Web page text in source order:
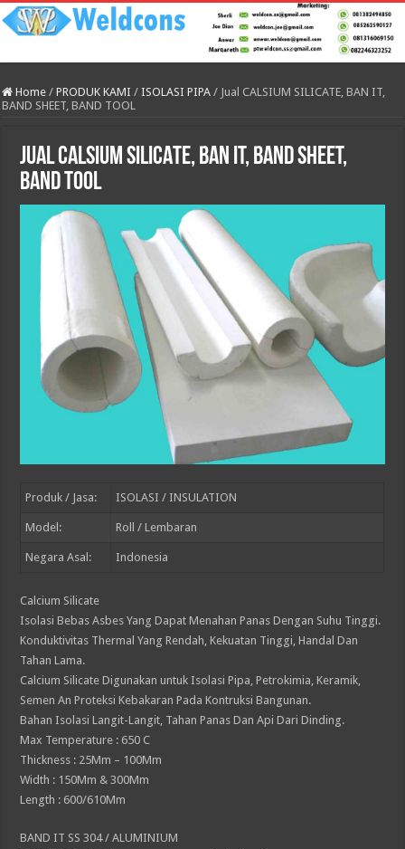
Home / PRODUK KAMI / ISOLASI PIPA / Jual CALSIUM SILICATE, BAN IT,
BAND SHEET, BAND TOOL
Jual CALSIUM SILICATE, BAN IT, BAND SHEET,
BAND TOOL
Produk / Jasa: ISOLASI / INSULATION
Model: Roll / Lembaran
Negara Asal: Indonesia
Calcium Silicate
Isolasi Bebas Asbes Yang Dapat Menahan Panas Dengan Suhu Tinggi.
Konduktivitas Thermal Yang Rendah, Kekuatan Tinggi, Handal Dan
Tahan Lama.
Calcium Silicate Digunakan untuk Isolasi Pipa, Petrokimia, Keramik,
Semen An Proteksi Kebakaran Pada Kontruksi Bangunan.
Bahan Isolasi Langit-Langit, Tahan Panas Dan Api Dari Dinding.
Max Temperature : 650 C
Thickness : 25Mm – 100Mm
Width : 150Mm & 300Mm
Length : 600/610Mm
BAND IT SS 304 / ALUMINIUM